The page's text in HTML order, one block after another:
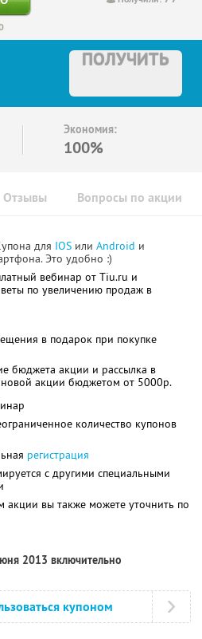
ПОЛУЧИТЬ
Экономия:
100%
Отзывы Вопросы по акции
для IOS или Android и
Это удобно :)
вебинар от Tiu.ru и
по увеличению продаж в
в подарок при покупке
бюджета акции и рассылка в
акции бюджетом от 5000р.
количество купонов
регистрация
с другими специальными
вы также можете уточнить по
2013 включительно
купоном